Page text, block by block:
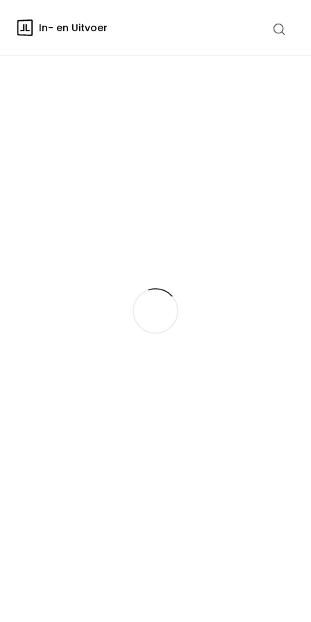
In- en Uitvoer